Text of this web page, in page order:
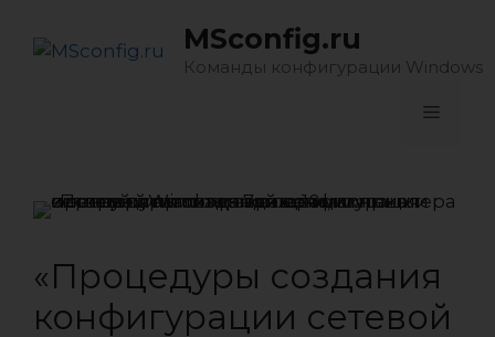
содержимому
MSconfig.ru
Команды конфигурации Windows
Меню
«Процедуры создания
конфигурации сетевой